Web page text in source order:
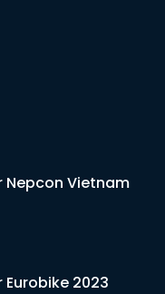
Nepcon Vietnam
Eurobike 2023